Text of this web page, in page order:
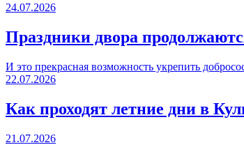
24.07.2026
Праздники двора
И это прекрасная возможность укрепить
22.07.2026
Как проходят летние дни в
21.07.2026